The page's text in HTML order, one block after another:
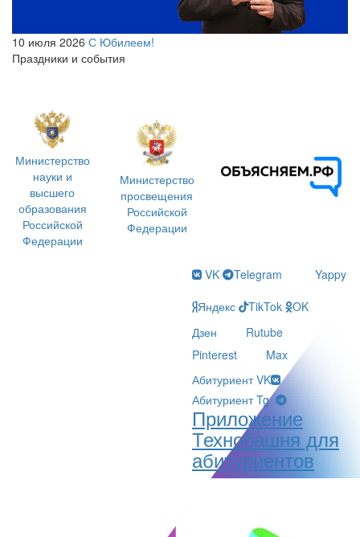
10 июля 2026 С Юбилеем!
Праздники и события
Министерство
науки и
высшего
образования
Российской
Федерации
Министерство
просвещения
Российской
Федерации
VK Telegram
Yappy
Яндекс
TikTok
OK
Дзен
Rutube
Pinterest
Max
Абитуриент VK
Абитуриент Tg
Приложение
Технобашня для
абитуриентов